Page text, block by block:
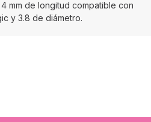
mm de longitud compatible con
y 3.8 de diámetro.